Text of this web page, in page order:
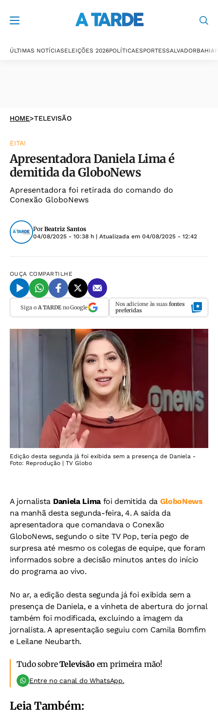
ÚLTIMAS NOTÍCIASELEIÇÕES 2026POLÍTICAESPORTESSALVADORBAHIA
HOME>TELEVISÃO
EITA!
Apresentadora Daniela Lima é
demitida da GloboNews
Apresentadora foi retirada do comando do
Conexão GloboNews
Por Beatriz Santos
04/08/2025 - 10:38 h | Atualizada em 04/08/2025 - 12:42
OUÇA COMPARTILHE
Siga o A TARDEno Google Nos adicione às suas fontes
preferidas
Edição desta segunda já foi exibida sem a presença de Daniela -
Foto: Reprodução | TV Globo
A jornalista Daniela Lima foi demitida da GloboNews
na manhã desta segunda-feira, 4. A saída da
apresentadora que comandava o Conexão
GloboNews, segundo o site TV Pop, teria pego de
surpresa até mesmo os colegas de equipe, que foram
informados sobre a decisão minutos antes do início
do programa ao vivo.
No ar, a edição desta segunda já foi exibida sem a
presença de Daniela, e a vinheta de abertura do jornal
também foi modificada, excluindo a imagem da
jornalista. A apresentação seguiu com Camila Bomfim
e Leilane Neubarth.
Tudo sobreTelevisão em primeira mão!
Entre no canal do WhatsApp.
Leia Também: